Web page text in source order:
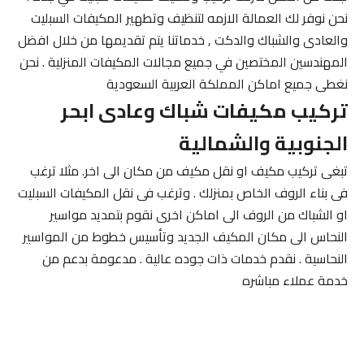
نحن نوفر لك العمالة الازمه لتنظيف وتطهير المكيفات السبليت
والعادى والشباك والدكت , خدماتنا يتم تقديمها من خلال افضل
المهندسين المختصين في جميع مجالات المكيفات المنزلية . نحن
نغطى جميع اماكن المملكة العربية السعودية
تركيب مكيفات شباك وعادى ابحر
الجنوبية والشمالية
تبغى تركيب مكيف او نقل مكيف من مكان الى اخر. مثلا ترغب
فى بناء الروف الخاص بمنزلك . وترغب فى نقل المكيفات السبليت
او الشباك من الروف الى اماكن اخرى نقوم بتمديد مواسير
النحاس الى مكان المكيف الجديد وتأسيس خطوط من المواسير
النحاسية . نقدم خدمات ذات جوده عالية . مدعومة بدعم من
خدمة عملاء مباشره